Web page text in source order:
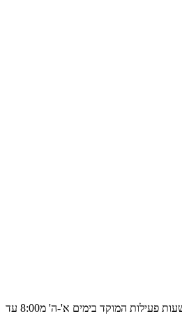
5000 דקות + 1500 הודעות (עד 50 ביום) + 60₪ לשימוש בארץ ולחייג לחו"ל + 400GB גלישה תוקף: 30 יום- טעינה 6\24 מיידית לנייד הטעינה מתבצעת עד 5 דקות מביצוע התשלום שעות פעילות המוקד בימים א'-ה' מ8:00 עד